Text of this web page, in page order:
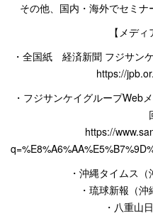
その他、国内・海外でセミナ
【メディ
・全国紙 経済新聞 フジサン
https://
・フジサンケイグループWeb
https://
・沖縄タイムス（
・琉球新報（沖
・八重山